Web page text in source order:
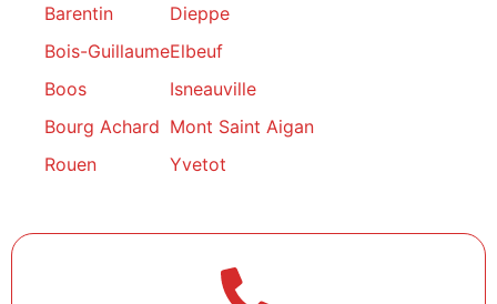
Barentin
Bois-Guillaume
Boos
Bourg Achard
Rouen
Dieppe
Elbeuf
Isneauville
Mont Saint Aigan
Yvetot